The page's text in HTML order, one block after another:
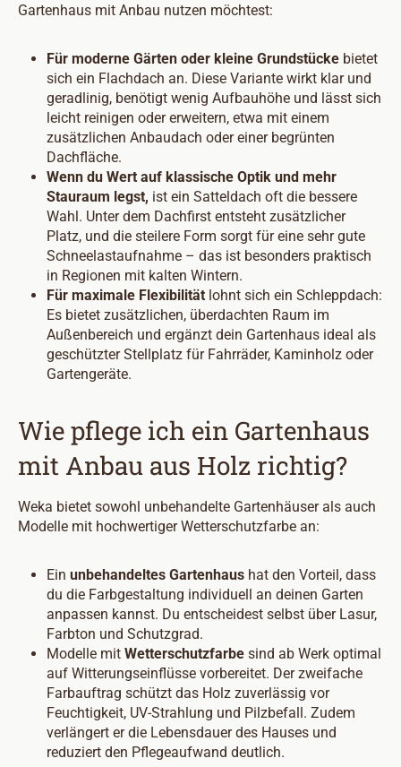
Gartenhaus mit Anbau nutzen möchtest:
Für moderne Gärten oder kleine Grundstücke bietet
sich ein Flachdach an. Diese Variante wirkt klar und
geradlinig, benötigt wenig Aufbauhöhe und lässt sich
leicht reinigen oder erweitern, etwa mit einem
zusätzlichen Anbaudach oder einer begrünten
Dachfläche.
Wenn du Wert auf klassische Optik und mehr
Stauraum legst, ist ein Satteldach oft die bessere
Wahl. Unter dem Dachfirst entsteht zusätzlicher
Platz, und die steilere Form sorgt für eine sehr gute
Schneelastaufnahme – das ist besonders praktisch
in Regionen mit kalten Wintern.
Für maximale Flexibilität lohnt sich ein Schleppdach:
Es bietet zusätzlichen, überdachten Raum im
Außenbereich und ergänzt dein Gartenhaus ideal als
geschützter Stellplatz für Fahrräder, Kaminholz oder
Gartengeräte.
Wie pflege ich ein Gartenhaus
mit Anbau aus Holz richtig?
Weka bietet sowohl unbehandelte Gartenhäuser als auch
Modelle mit hochwertiger Wetterschutzfarbe an:
Ein unbehandeltes Gartenhaus hat den Vorteil, dass
du die Farbgestaltung individuell an deinen Garten
anpassen kannst. Du entscheidest selbst über Lasur,
Farbton und Schutzgrad.
Modelle mit Wetterschutzfarbe sind ab Werk optimal
auf Witterungseinflüsse vorbereitet. Der zweifache
Farbauftrag schützt das Holz zuverlässig vor
Feuchtigkeit, UV-Strahlung und Pilzbefall. Zudem
verlängert er die Lebensdauer des Hauses und
reduziert den Pflegeaufwand deutlich.